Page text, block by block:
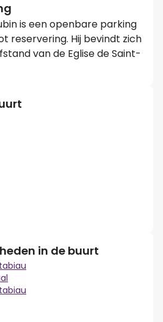
is een openbare parking
reservering. Hij bevindt zich
van de Eglise de Saint-
in de buurt